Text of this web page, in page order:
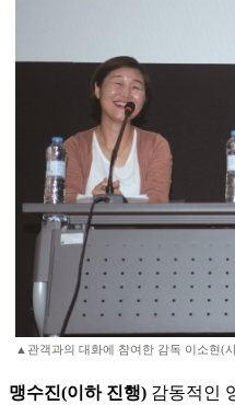
▲관객과의 대화에 참여한 감독 이소현(
맹수진(이하 진행) 감동적인